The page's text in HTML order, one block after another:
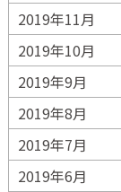
2019年11月
2019年10月
2019年9月
2019年8月
2019年7月
2019年6月